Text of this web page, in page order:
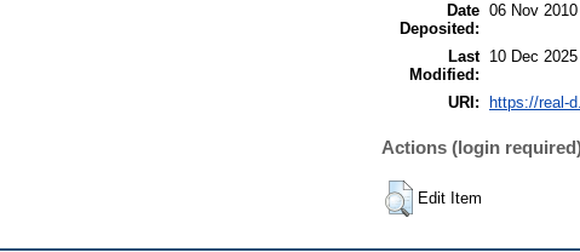
Date
Deposited:
06 Nov
Last
Modified:
10 Dec
URI: https://real-
Actions (login
Edit Item